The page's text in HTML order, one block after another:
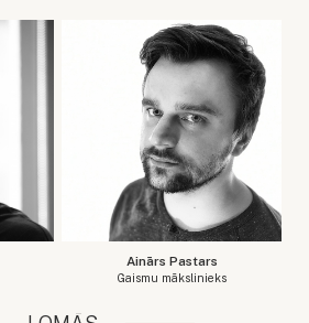
Ainārs Pastars
Gaismu mākslinieks